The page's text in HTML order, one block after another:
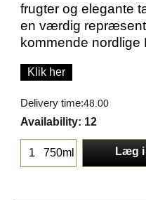
frugter og elegante
en værdig
kommende nordlige
Klik her
Delivery time:48.00
Availability: 12
750ml Læg